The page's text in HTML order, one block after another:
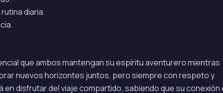
diaria.
que ambos mantengan su espíritu aventurero mientras
nuevos horizontes juntos, pero siempre con respeto y
disfrutar del viaje compartido, sabiendo que su conexión